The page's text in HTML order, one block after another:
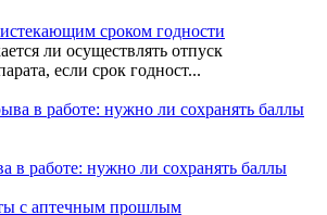
сроком годности
ли осуществлять отпуск
если срок годност...
в работе: нужно ли сохранять баллы